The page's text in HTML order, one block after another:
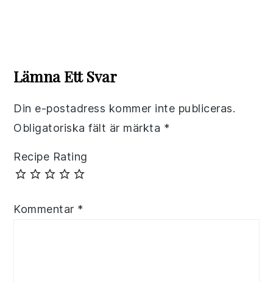
Interactions
Lämna Ett Svar
Din e-postadress kommer inte publiceras.
Obligatoriska fält är märkta *
Recipe Rating
Kommentar *